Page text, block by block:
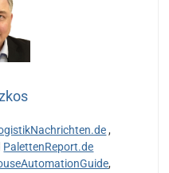
,
PalettenReport.de
,